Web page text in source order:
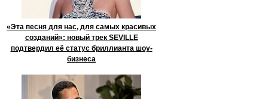
«Эта песня для нас, для самых красивых
созданий»: новый трек SEVILLE
подтвердил её статус бриллианта шоу-
бизнеса